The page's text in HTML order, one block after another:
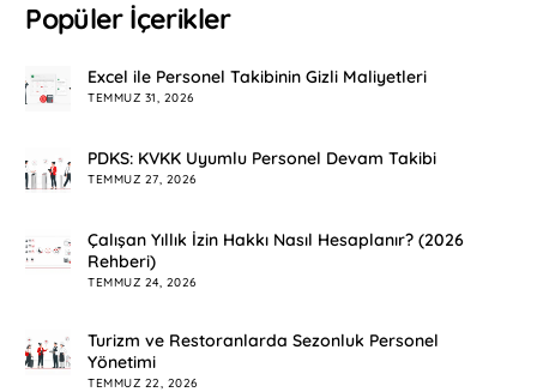
Popüler İçerikler
Excel ile Personel Takibinin Gizli Maliyetleri
TEMMUZ 31, 2026
PDKS: KVKK Uyumlu Personel Devam Takibi
TEMMUZ 27, 2026
Çalışan Yıllık İzin Hakkı Nasıl Hesaplanır? (2026
Rehberi)
TEMMUZ 24, 2026
Turizm ve Restoranlarda Sezonluk Personel
Yönetimi
TEMMUZ 22, 2026